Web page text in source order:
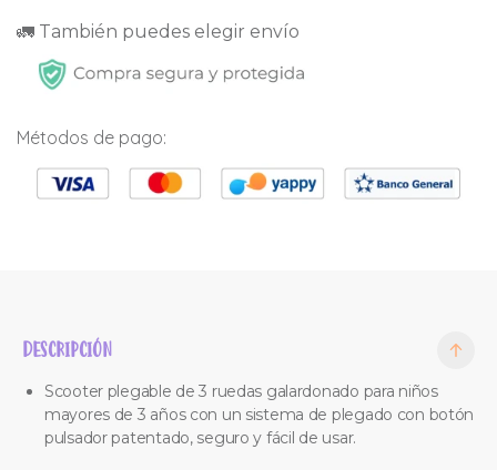
🚛 También puedes elegir envío
Métodos de pago:
DESCRIPCIÓN
Scooter plegable de 3 ruedas galardonado para niños
mayores de 3 años con un sistema de plegado con botón
pulsador patentado, seguro y fácil de usar.